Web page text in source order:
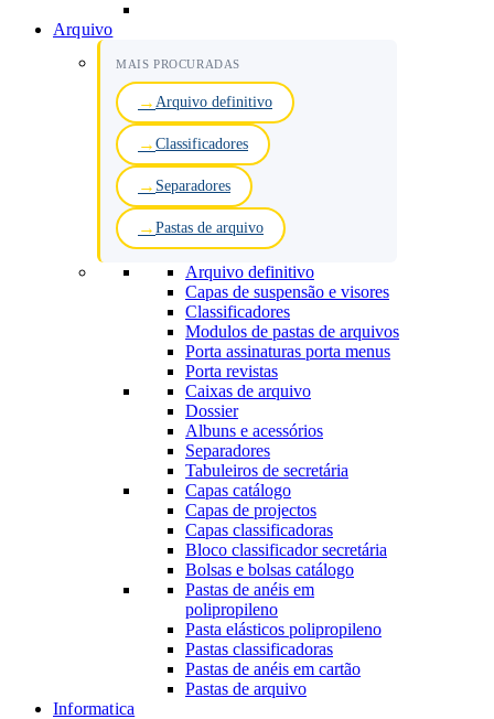
Arquivo
MAIS PROCURADAS
Arquivo definitivo
Classificadores
Separadores
Pastas de arquivo
Arquivo definitivo
Capas de suspensão e visores
Classificadores
Modulos de pastas de arquivos
Porta assinaturas porta menus
Porta revistas
Caixas de arquivo
Dossier
Albuns e acessórios
Separadores
Tabuleiros de secretária
Capas catálogo
Capas de projectos
Capas classificadoras
Bloco classificador secretária
Bolsas e bolsas catálogo
Pastas de anéis em
polipropileno
Pasta elásticos polipropileno
Pastas classificadoras
Pastas de anéis em cartão
Pastas de arquivo
Informatica